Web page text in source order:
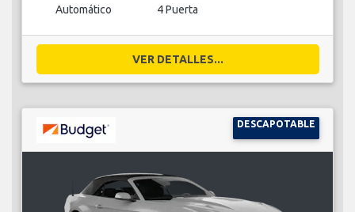
Automático 4 Puerta
VER DETALLES...
DESCAPOTABLE